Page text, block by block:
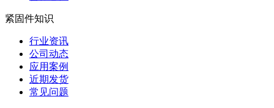
紧固件知识
行业资讯
公司动态
应用案例
近期发货
常见问题